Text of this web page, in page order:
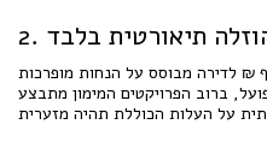
הוזלה תיאורטית בלבד
המוצהר של 100–200 אלף ₪ לדירה מבוסס על הנחות מופרכות
ברוב הפרויקטים המימון מתבצע